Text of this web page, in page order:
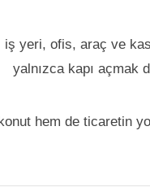
yeri, ofis, araç ve
yalnızca kapı açmak
hem de ticaretin